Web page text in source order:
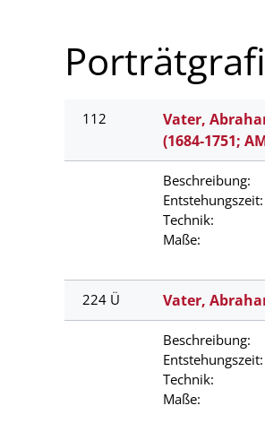
112
Vater,
(1684-1751;
Beschreibung:
Entstehungszeit:
Technik:
Maße:
224 Ü Vater,
Beschreibung:
Entstehungszeit:
Technik:
Maße: